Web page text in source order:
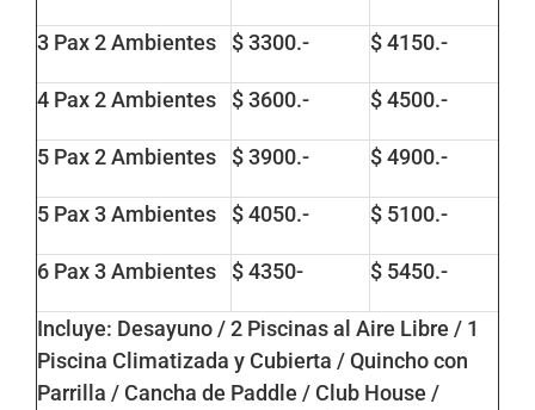
3 Pax 2 Ambientes $ 3300.- $ 4150.-
4 Pax 2 Ambientes $ 3600.- $ 4500.-
5 Pax 2 Ambientes $ 3900.- $ 4900.-
5 Pax 3 Ambientes $ 4050.- $ 5100.-
6 Pax 3 Ambientes $ 4350- $ 5450.-
Incluye: Desayuno / 2 Piscinas al Aire Libre / 1
Piscina Climatizada y Cubierta / Quincho con
Parrilla / Cancha de Paddle / Club House /